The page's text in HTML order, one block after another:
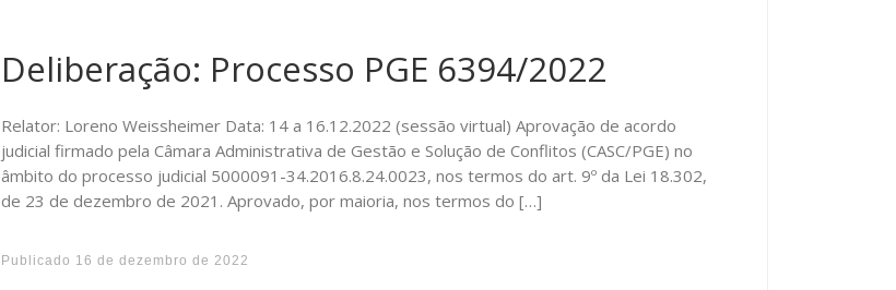
Deliberação: Processo PGE 6394/2022
Relator: Loreno Weissheimer Data: 14 a 16.12.2022 (sessão virtual) Aprovação de acordo
judicial firmado pela Câmara Administrativa de Gestão e Solução de Conflitos (CASC/PGE) no
âmbito do processo judicial 5000091-34.2016.8.24.0023, nos termos do art. 9º da Lei 18.302,
de 23 de dezembro de 2021. Aprovado, por maioria, nos termos do […]
Publicado 16 de dezembro de 2022